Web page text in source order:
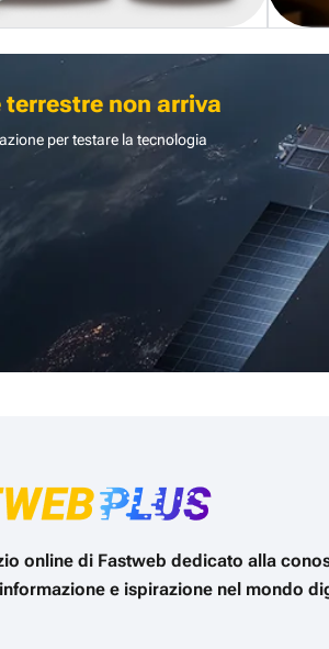
non arriva
per testare la tecnologia
online di Fastweb dedicato alla
e ispirazione nel mondo